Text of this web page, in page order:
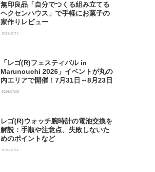
無印良品「自分でつくる組み立てる
ヘクセンハウス」で手軽にお菓子の
家作りレビュー
2021/11/17
「レゴ(R)フェスティバル in
Marunouchi 2026」イベントが丸の
内エリアで開催！7月31日～8月23日
2026/07/09
レゴ(R)ウォッチ腕時計の電池交換を
解説：手順や注意点、失敗しないた
めのポイントなど
2015/11/14